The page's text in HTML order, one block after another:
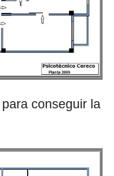
conseguir la